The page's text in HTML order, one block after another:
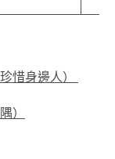
惜身邊人）
）